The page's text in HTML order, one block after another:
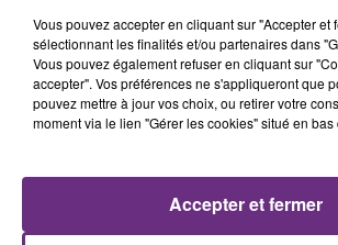
ALEX WARREN
Fever Dream Mr
Vous pouvez accepter en cliquant sur "Accepter et
sélectionnant les finalités et/ou partenaires dans
Vous pouvez également refuser en cliquant sur
accepter". Vos préférences ne s'appliqueront que
pouvez mettre à jour vos choix, ou retirer votre
moment via le lien "Gérer les cookies" situé en
Accepter et fermer